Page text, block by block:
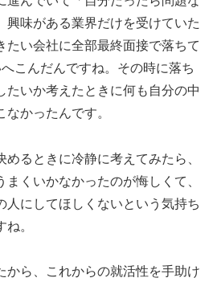
興味がある業界だけを受けていた
たい会社に全部最終面接で落ちて
こんだんですね。その時に落ち
たいか考えたときに何も自分の中
かったんです。
るときに冷静に考えてみたら、
くいかなかったのが悔しくて、
人にしてほしくないという気持ち
。
から、これからの就活性を手助け